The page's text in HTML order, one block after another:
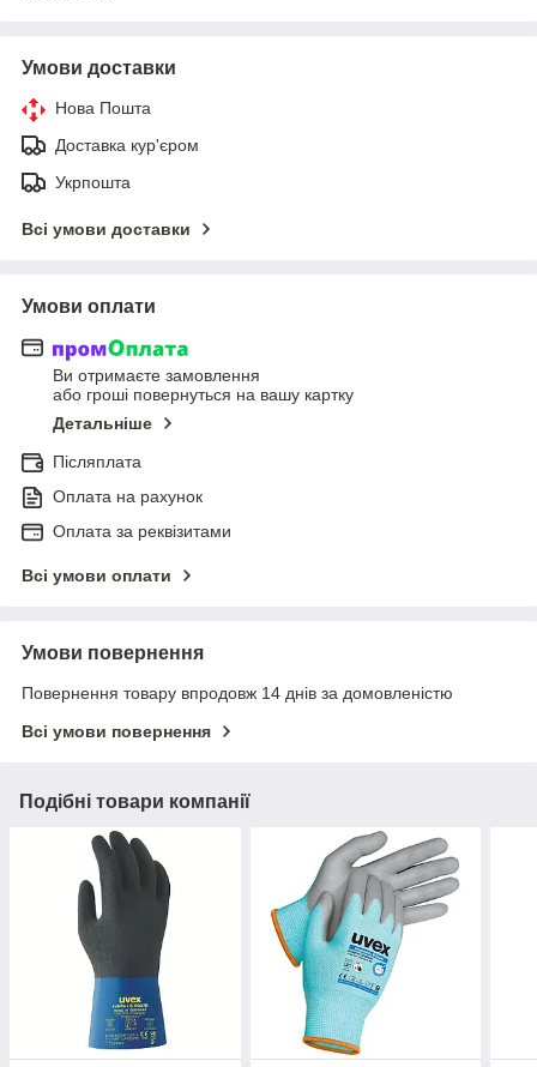
Умови доставки
Нова Пошта
Доставка кур'єром
Укрпошта
Всі умови доставки
Умови оплати
Ви отримаєте замовлення
або гроші повернуться на вашу картку
Детальніше
Післяплата
Оплата на рахунок
Оплата за реквізитами
Всі умови оплати
Умови повернення
Повернення товару впродовж 14 днів за домовленістю
Всі умови повернення
Подібні товари компанії